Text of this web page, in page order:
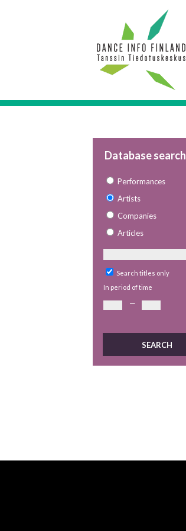
Database search
Performances
Artists
Companies
Articles
Search titles only
In period of time
—